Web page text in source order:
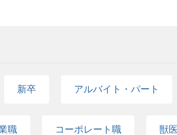
験 データベースやクラウドサービスに触れ
新卒 アルバイト・パート
職 コーポレート職 獣